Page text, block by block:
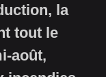
la
tout le
août,